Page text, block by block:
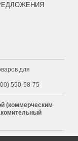
для
550-58-75‬
(коммерческим